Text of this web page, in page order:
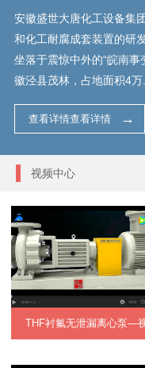
安徽盛世大唐化工设备集
和化工耐腐成套装置的研
坐落于震惊中外的“皖南
徽泾县茂林，占地面积4万
查看详情查看详情
视频中心
THF衬氟无泄漏离心泵—